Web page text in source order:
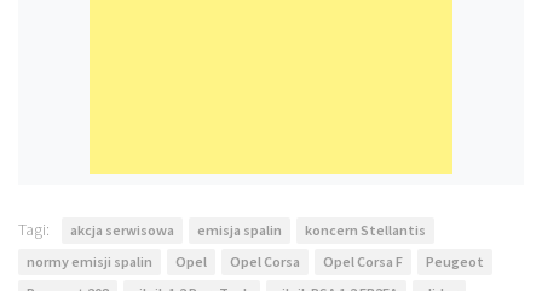
Tagi: akcja serwisowa emisja spalin
koncern Stellantis
normy emisji spalin
Opel Opel Corsa Opel Corsa F
Peugeot